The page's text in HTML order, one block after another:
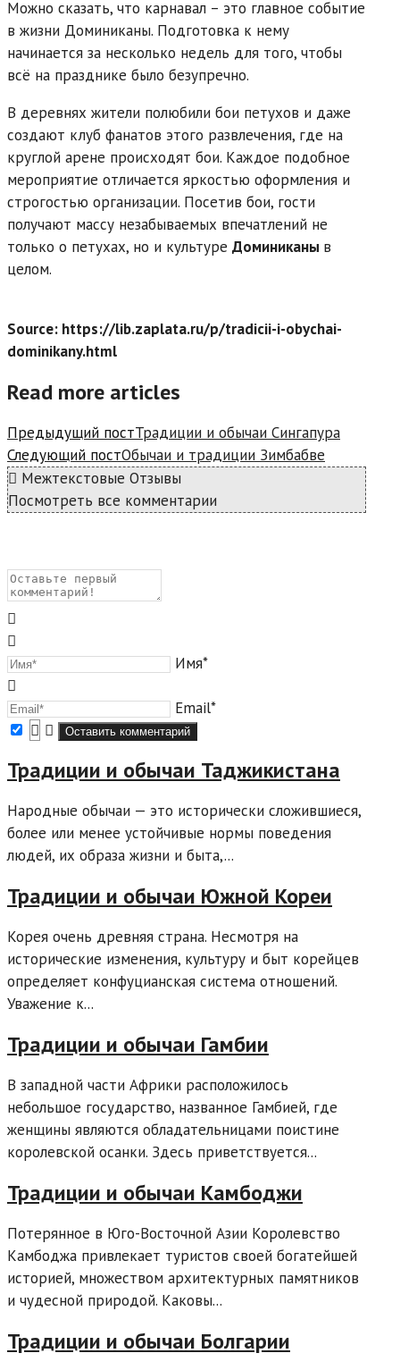
Можно сказать, что карнавал – это главное событие
в жизни Доминиканы. Подготовка к нему
начинается за несколько недель для того, чтобы
всё на празднике было безупречно.
В деревнях жители полюбили бои петухов и даже
создают клуб фанатов этого развлечения, где на
круглой арене происходят бои. Каждое подобное
мероприятие отличается яркостью оформления и
строгостью организации. Посетив бои, гости
получают массу незабываемых впечатлений не
только о петухах, но и культуре Доминиканы в
целом.
Source: https://lib.zaplata.ru/p/tradicii-i-obychai-
dominikany.html
Read more articles
Предыдущий постТрадиции и обычаи Сингапура
Следующий постОбычаи и традиции Зимбабве
Межтекстовые Отзывы
Посмотреть все комментарии
Имя*
Email*
Традиции и обычаи Таджикистана
Народные обычаи — это исторически сложившиеся,
более или менее устойчивые нормы поведения
людей, их образа жизни и быта,...
Традиции и обычаи Южной Кореи
Корея очень древняя страна. Несмотря на
исторические изменения, культуру и быт корейцев
определяет конфуцианская система отношений.
Уважение к...
Традиции и обычаи Гамбии
В западной части Африки расположилось
небольшое государство, названное Гамбией, где
женщины являются обладательницами поистине
королевской осанки. Здесь приветствуется...
Традиции и обычаи Камбоджи
Потерянное в Юго-Восточной Азии Королевство
Камбоджа привлекает туристов своей богатейшей
историей, множеством архитектурных памятников
и чудесной природой. Каковы...
Традиции и обычаи Болгарии